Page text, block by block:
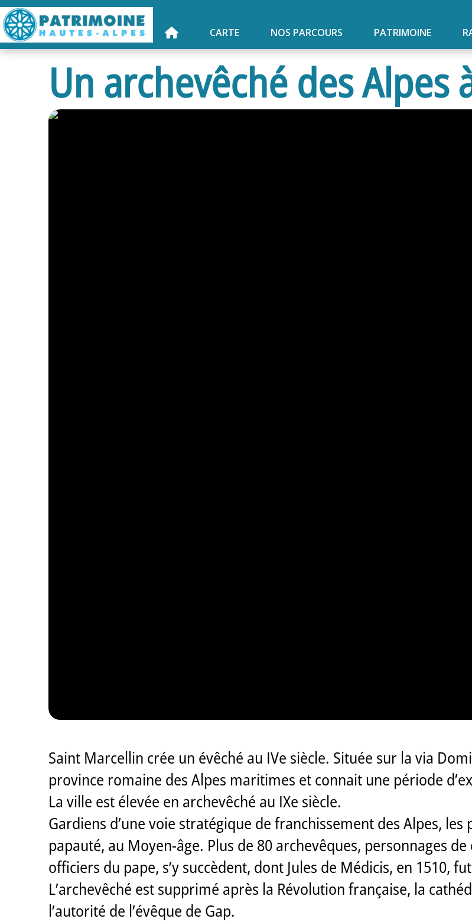
CARTE NOS PARCOURS PATRIMOINE
Un archevêché des
Saint Marcellin crée un évêché au IVe siècle. Située sur la via
province romaine des Alpes maritimes et connait une période
La ville est élevée en archevêché au IXe siècle.
Gardiens d’une voie stratégique de franchissement des Alpes,
papauté, au Moyen-âge. Plus de 80 archevêques, personnages
officiers du pape, s’y succèdent, dont Jules de Médicis, en 1510,
L’archevêché est supprimé après la Révolution française, la
l’autorité de l’évêque de Gap.